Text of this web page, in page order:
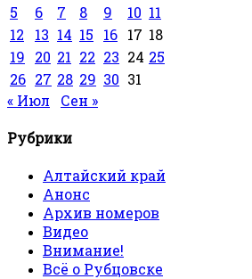
5
6 7 8 9 10 11
12
13 14 15 16 17 18
19
20 21 22 23 24 25
26 27 28 29 30 31
« Июл
Сен »
Рубрики
Алтайский край
Анонс
Архив номеров
Видео
Внимание!
Всё о Рубцовске